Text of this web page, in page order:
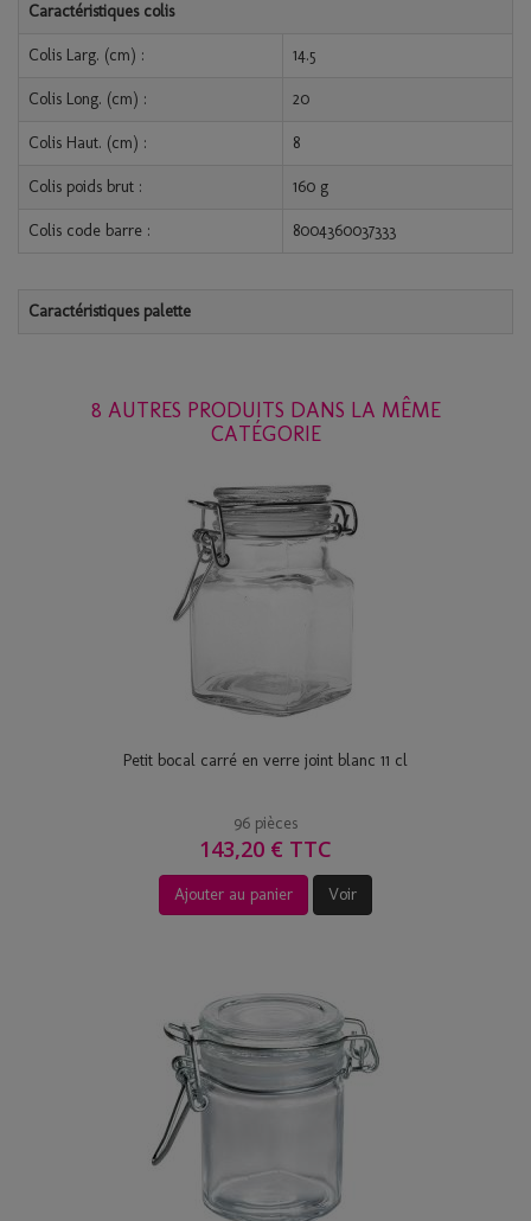
Caractéristiques colis
Colis Larg. (cm) : 14.5
Colis Long. (cm) : 20
Colis Haut. (cm) : 8
Colis poids brut : 160 g
Colis code barre : 8004360037333
Caractéristiques palette
8 AUTRES PRODUITS DANS LA MÊME
CATÉGORIE
Petit bocal carré en verre joint blanc 11 cl
96 pièces
143,20 € TTC
Ajouter au panier Voir